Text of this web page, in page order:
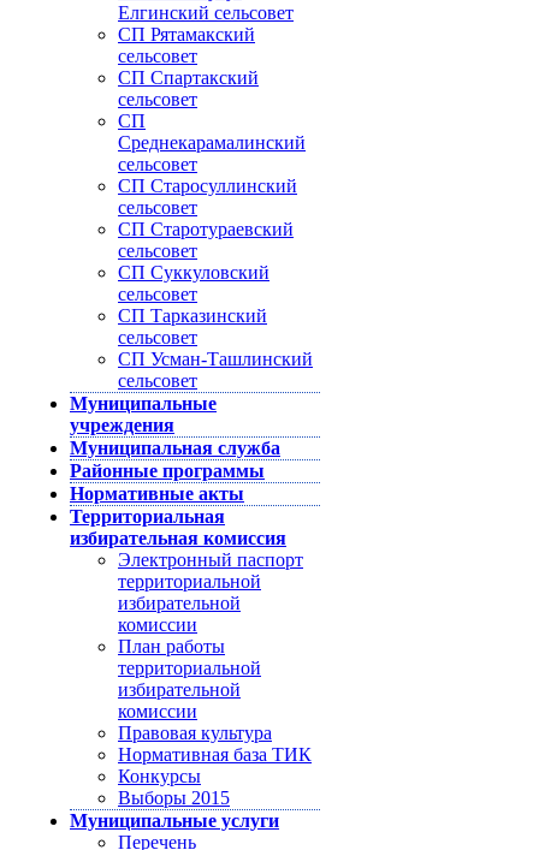
Елгинский сельсовет
СП Рятамакский
сельсовет
СП Спартакский
сельсовет
СП
Среднекарамалинский
сельсовет
СП Старосуллинский
сельсовет
СП Старотураевский
сельсовет
СП Суккуловский
сельсовет
СП Тарказинский
сельсовет
СП Усман-Ташлинский
сельсовет
Муниципальные
учреждения
Муниципальная служба
Районные программы
Нормативные акты
Территориальная
избирательная комиссия
Электронный паспорт
территориальной
избирательной
комиссии
План работы
территориальной
избирательной
комиссии
Правовая культура
Нормативная база ТИК
Конкурсы
Выборы 2015
Муниципальные услуги
Перечень